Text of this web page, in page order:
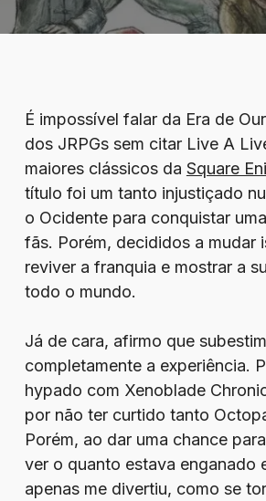
É impossível falar da Era de
dos JRPGs sem citar Live A
maiores clássicos da Square
título foi um tanto injustiçado
o Ocidente para conquistar
fãs. Porém, decididos a mudar
reviver a franquia e mostrar a
todo o mundo.
Já de cara, afirmo que
completamente a experiência.
hypado com Xenoblade
por não ter curtido tanto
Porém, ao dar uma chance
ver o quanto estava enganado
apenas me divertiu, como se